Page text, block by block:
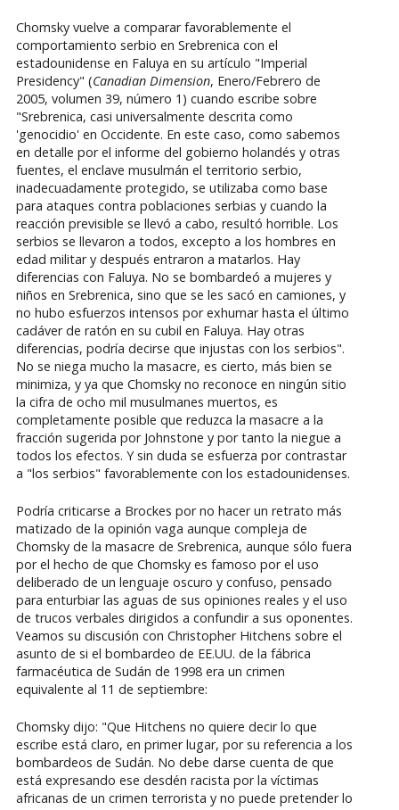
Chomsky vuelve a comparar favorablemente el
comportamiento serbio en Srebrenica con el
estadounidense en Faluya en su artículo "Imperial
Presidency" (Canadian Dimension, Enero/Febrero de
2005, volumen 39, número 1) cuando escribe sobre
"Srebrenica, casi universalmente descrita como
'genocidio' en Occidente. En este caso, como sabemos
en detalle por el informe del gobierno holandés y otras
fuentes, el enclave musulmán el territorio serbio,
inadecuadamente protegido, se utilizaba como base
para ataques contra poblaciones serbias y cuando la
reacción previsible se llevó a cabo, resultó horrible. Los
serbios se llevaron a todos, excepto a los hombres en
edad militar y después entraron a matarlos. Hay
diferencias con Faluya. No se bombardeó a mujeres y
niños en Srebrenica, sino que se les sacó en camiones, y
no hubo esfuerzos intensos por exhumar hasta el último
cadáver de ratón en su cubil en Faluya. Hay otras
diferencias, podría decirse que injustas con los serbios".
No se niega mucho la masacre, es cierto, más bien se
minimiza, y ya que Chomsky no reconoce en ningún sitio
la cifra de ocho mil musulmanes muertos, es
completamente posible que reduzca la masacre a la
fracción sugerida por Johnstone y por tanto la niegue a
todos los efectos. Y sin duda se esfuerza por contrastar
a "los serbios" favorablemente con los estadounidenses.
Podría criticarse a Brockes por no hacer un retrato más
matizado de la opinión vaga aunque compleja de
Chomsky de la masacre de Srebrenica, aunque sólo fuera
por el hecho de que Chomsky es famoso por el uso
deliberado de un lenguaje oscuro y confuso, pensado
para enturbiar las aguas de sus opiniones reales y el uso
de trucos verbales dirigidos a confundir a sus oponentes.
Veamos su discusión con Christopher Hitchens sobre el
asunto de si el bombardeo de EE.UU. de la fábrica
farmacéutica de Sudán de 1998 era un crimen
equivalente al 11 de septiembre:
Chomsky dijo: "Que Hitchens no quiere decir lo que
escribe está claro, en primer lugar, por su referencia a los
bombardeos de Sudán. No debe darse cuenta de que
está expresando ese desdén racista por la víctimas
africanas de un crimen terrorista y no puede pretender lo